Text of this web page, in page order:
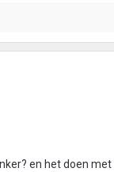
en het doen met